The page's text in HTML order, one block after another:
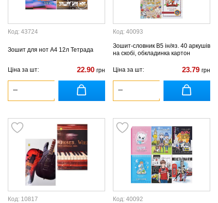
Код: 43724
Зошит для нот А4 12л Тетрада
Ціна за шт: 22.90 грн
Код: 40093
Зошит-словник В5 ін/яз. 40 аркушів
на скобі, обкладинка картон
Ціна за шт: 23.79 грн
Код: 10817 Код: 40092